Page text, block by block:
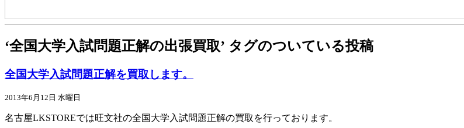
‘全国大学入試問題正解の出張買取’ タグのついている投稿
全国大学入試問題正解を買取します。
2013年6月12日 水曜日
名古屋LKSTOREでは旺文社の全国大学入試問題正解の買取を行っております。